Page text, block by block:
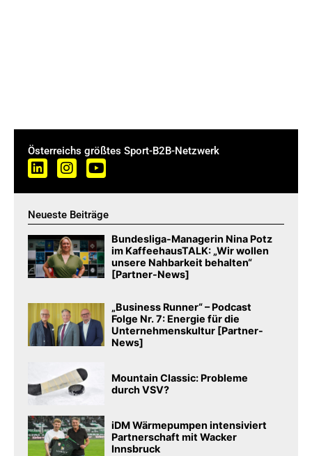
Österreichs größtes Sport-B2B-Netzwerk
Neueste Beiträge
Bundesliga-Managerin Nina Potz
im KaffeehausTALK: „Wir wollen
unsere Nahbarkeit behalten“
[Partner-News]
„Business Runner“ – Podcast
Folge Nr. 7: Energie für die
Unternehmenskultur [Partner-
News]
Mountain Classic: Probleme
durch VSV?
iDM Wärmepumpen intensiviert
Partnerschaft mit Wacker
Innsbruck